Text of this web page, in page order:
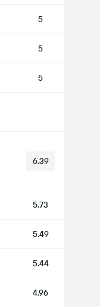
5
5
5
6.39
5.73
5.49
5.44
4.96